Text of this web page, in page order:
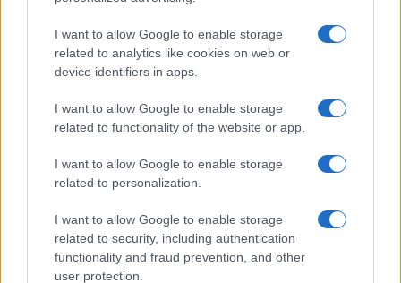
I want to allow Google to enable storage
related to analytics like cookies on web or
device identifiers in apps.
I want to allow Google to enable storage
related to functionality of the website or app.
I want to allow Google to enable storage
related to personalization.
I want to allow Google to enable storage
related to security, including authentication
functionality and fraud prevention, and other
user protection.
Francisco
Matteo Pellegrino · 6 Ago 2026